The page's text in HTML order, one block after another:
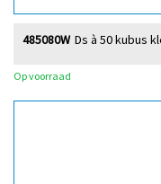
Ds à 50 kubus
485080W
Op voorraad